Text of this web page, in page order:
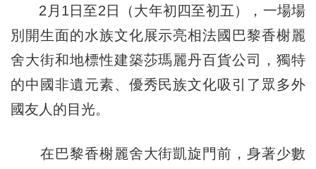
2月1日至2日（大年初四至初五），一場場
別開生面的水族文化展示亮相法國巴黎香榭麗
舍大街和地標性建築莎瑪麗丹百貨公司，獨特
的中國非遺元素、優秀民族文化吸引了眾多外
國友人的目光。
在巴黎香榭麗舍大街凱旋門前，身著少數